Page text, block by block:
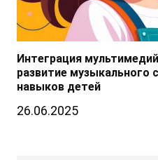
Интеграция
развитие музыкального
навыков детей
26.06.2025